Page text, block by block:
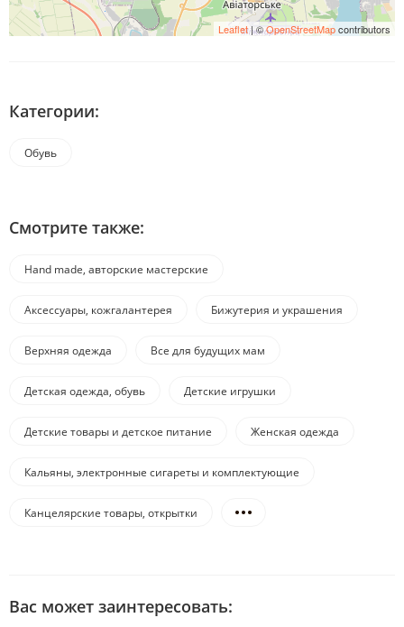
Leaflet| ©OpenStreetMapcontributors
Категории:
Обувь
Смотрите также:
Hand made, авторские мастерские
Аксессуары, кожгалантерея Бижутерия и украшения
Верхняя одежда Все для будущих мам
Детская одежда, обувь Детские игрушки
Детские товары и детское питание Женская одежда
Кальяны, электронные сигареты и комплектующие
Канцелярские товары, открытки
Вас может заинтересовать: